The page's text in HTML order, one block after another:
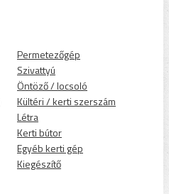
Permetezőgép
Szivattyú
Öntöző / locsoló
Kültéri / kerti szerszám
Létra
Kerti bútor
Egyéb kerti gép
Kiegészítő